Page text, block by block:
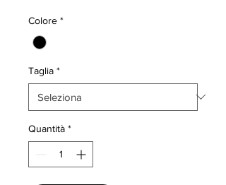
Colore *
Taglia *
Quantità *